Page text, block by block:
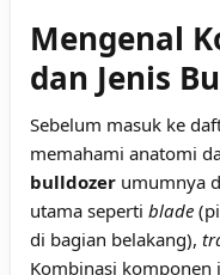
Mengenal
dan Jenis
Sebelum masuk ke
memahami anatomi
bulldozer umumnya
utama seperti blade
di bagian belakang),
Kombinasi komponen